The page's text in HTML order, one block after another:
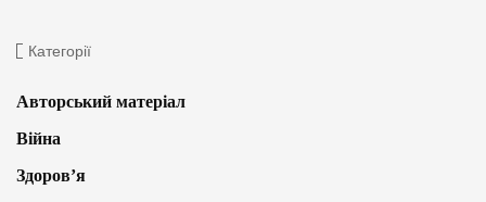
Категорії
Авторський матеріал
Війна
Здоров’я